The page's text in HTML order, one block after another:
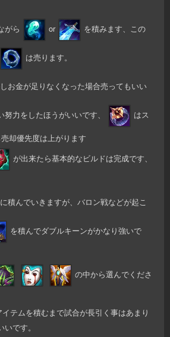
がら
or を積みます、この
は売ります。
お金が足りなくなった場合売ってもいい
力をしたほうがいいです、 はス
却優先度は上がります
が出来たら基本的なビルドは完成です、
積んでいきますが、バロン戦などが起こ
を積んでダブルキーンがかなり強いで
の中から選んでくださ
テムを積むまで試合が長引く事はあまり
です。